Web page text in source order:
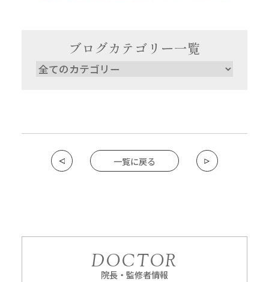
ブログカテゴリー一覧
一覧に戻る
DOCTOR
院長・監修者情報